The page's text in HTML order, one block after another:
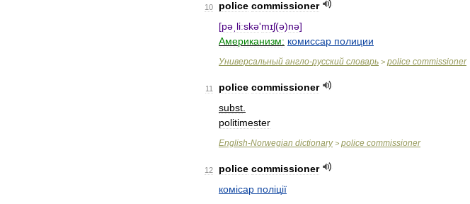
10 police commissioner
[pəˌliːskə'mɪʃ(ə)nə]
Американизм: комиссар полиции
Универсальный англо-русский словарь > police commissioner
11 police commissioner
subst
politimester
English-Norwegian dictionary> police commissioner
12 police commissioner
комісар поліції